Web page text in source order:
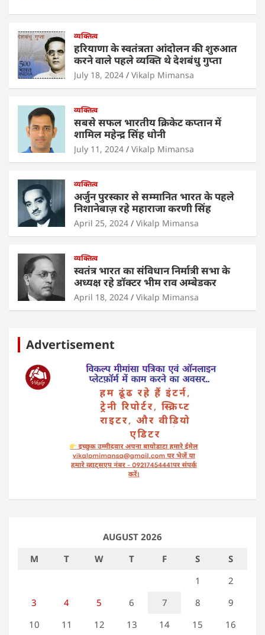
at
s
A
p
p
c
e
b
o
o
er e
dI
n
l e
व्यक्तित्व
हरियाणा के स्वतंत्रता आंदोलन की शुरुआत
करने वाले पहले व्यक्ति थे देशबंधु गुप्ता
July 18, 2024 Vikalp Mimansa
व्यक्तित्व
सबसे सफल भारतीय क्रिकेट कप्तान में
शामिल महेन्द्र सिंह धोनी
July 11, 2024 Vikalp Mimansa
व्यक्तित्व
अर्जुन पुरस्कार से सम्मानित भारत के पहले
निशानेबाज़ रहे महाराजा करणी सिंह
April 25, 2024 Vikalp Mimansa
व्यक्तित्व
स्वतंत्र भारत का संविधान निर्मात्री सभा के
अध्यक्ष रहे डॉक्टर भीम राव अम्बेडकर
April 18, 2024 Vikalp Mimansa
Advertisement
AUGUST 2026
M
T W T F S
S
1
2
3
4 5 6 7 8
9
10
11 12 13 14 15 16